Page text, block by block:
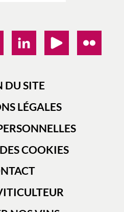
DU SITE
LÉGALES
COOKIES